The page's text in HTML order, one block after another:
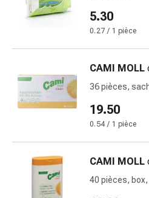
soleil
changement
de
pansements
Pansements
adhésifs
Traitement
Sprays
5.30
0.27 / 1 pièce
CAMI MOLL
36 pièces,
19.50
0.54 / 1 pièce
CAMI MOLL
40 pièces,